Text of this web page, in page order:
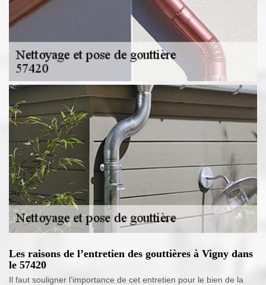
Les raisons de l’entretien des gouttières à Vigny dans
le 57420
Il faut souligner l’importance de cet entretien pour le bien de la